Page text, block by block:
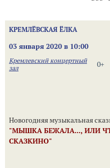
КРЕМЛЁВСКАЯ ЁЛКА
03 января 2020 в 10:00
0+
Кремлевский концертный
зал
Новогодняя музыкальная
"МЫШКА БЕЖАЛА..., ИЛИ
СКАЗКИНО"